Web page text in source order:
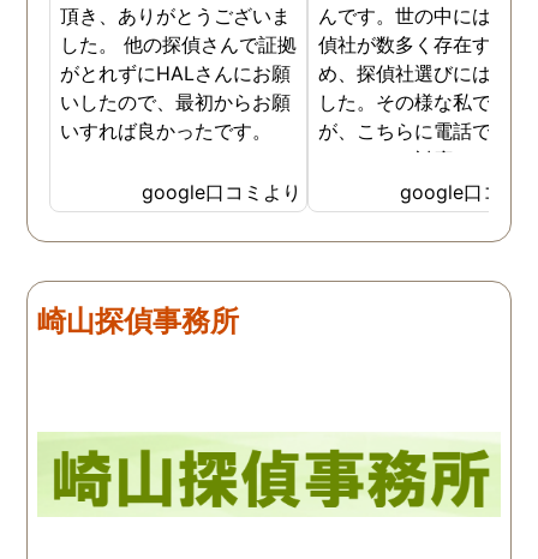
頂き、ありがとうございま
した。 他の探偵さんで証拠
がとれずにHALさんにお願
いしたので、最初からお願
いすれば良かったです。
google口コミより
んです。世の中には詐欺
偵社が数多く存在するた
め、探偵社選びには慎重
した。その様な私でした
が、こちらに電話で相談
たところ、対応された方
探偵のノウハウまで丁寧
教えて下さったのです。
用できると思い、早速お
は、仕事も丁寧で調査内
google口コミ
崎山探偵事務所